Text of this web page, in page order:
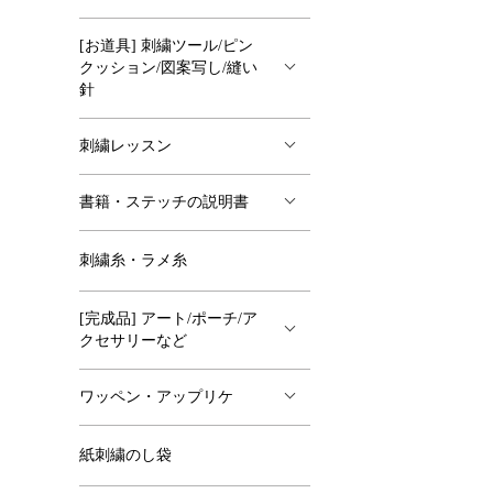
[お道具] 刺繍ツール/ピン
クッション/図案写し/縫い
針
刺繍レッスン
書籍・ステッチの説明書
刺繍糸・ラメ糸
[完成品] アート/ポーチ/ア
クセサリーなど
ワッペン・アップリケ
紙刺繍のし袋